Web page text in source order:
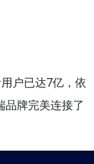
户已达7亿，依
品牌完美连接了